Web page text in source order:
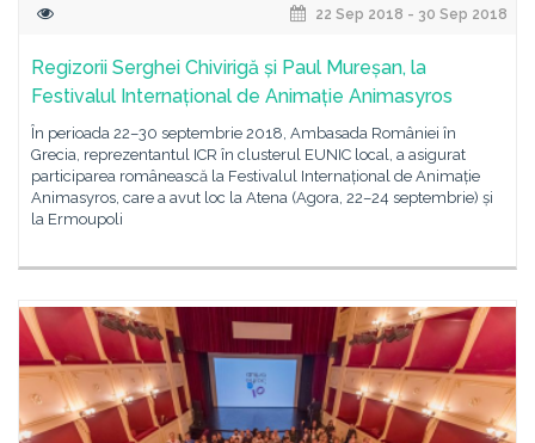
22 Sep 2018 - 30 Sep 2018
Regizorii Serghei Chivirigă și Paul Mureșan, la
Festivalul Internațional de Animație Animasyros
În perioada 22–30 septembrie 2018, Ambasada României în
Grecia, reprezentantul ICR în clusterul EUNIC local, a asigurat
participarea românească la Festivalul Internațional de Animație
Animasyros, care a avut loc la Atena (Agora, 22–24 septembrie) și
la Ermoupoli